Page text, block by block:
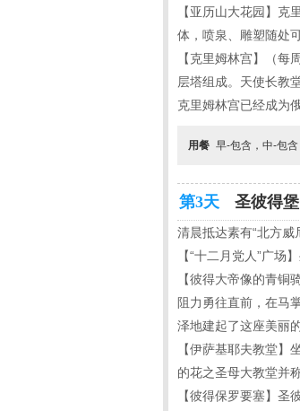
【亚历山大花园】
体，喷泉、雕塑随处可
【克里姆林宫】（
层塔组成。天使长教
克里姆林宫已经成为
用餐 早-包含，中-包
第3天 圣彼得
清晨抵达素有“北方威
【“十二月党人”广
【彼得大帝像的青
阻力勇往直前，在马
泽地建起了这座美丽
【伊萨基耶夫教堂
的花之圣母大教堂并
【彼得保罗要塞】圣